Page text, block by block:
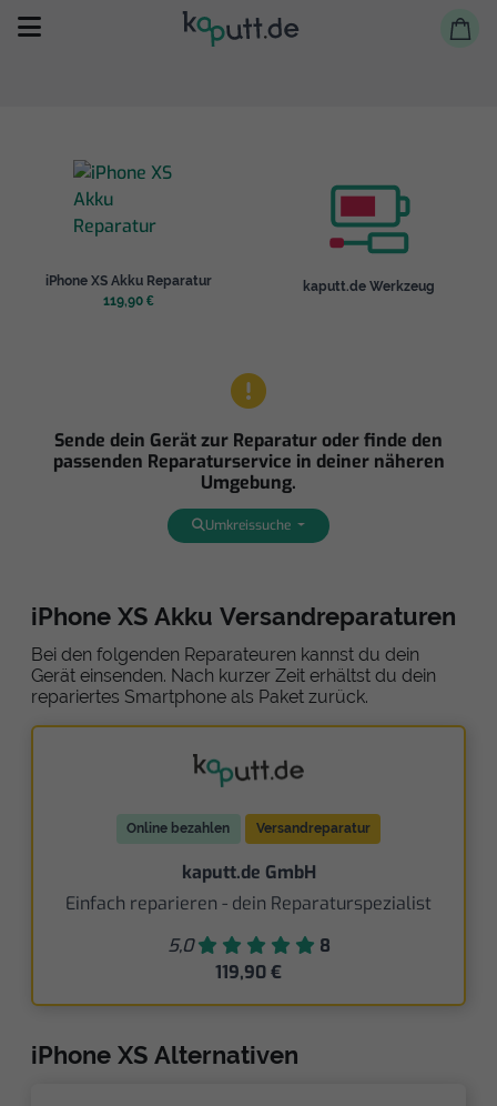
Selbst reparieren
Reparieren lassen
iPhone XS Akku Reparatur
119,90 €
kaputt.de Werkzeug
Sende dein Gerät zur Reparatur oder finde den
passenden Reparaturservice in deiner näheren
Umgebung.
Umkreissuche
iPhone XS Akku Versandreparaturen
Bei den folgenden Reparateuren kannst du dein
Gerät einsenden. Nach kurzer Zeit erhältst du dein
repariertes Smartphone als Paket zurück.
Online bezahlen Versandreparatur
kaputt.de GmbH
Einfach reparieren - dein Reparaturspezialist
5,0
8
119,90 €
iPhone XS Alternativen